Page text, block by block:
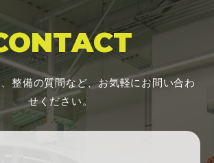
整備の質問など、お気軽にお問い合わ
せください。